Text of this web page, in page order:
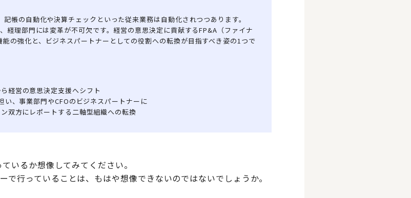
帳の自動化や決算チェックといった従来業務は自動化されつつあります。
経理部門には変革が不可欠です。経営の意思決定に貢献するFP&A（ファイナ
の強化と、ビジネスパートナーとしての役割への転換が目指すべき姿の1つで
経営の意思決定支援へシフト
い、事業部門やCFOのビジネスパートナーに
双方にレポートする二軸型組織への転換
いるか想像してみてください。
で行っていることは、もはや想像できないのではないでしょうか。